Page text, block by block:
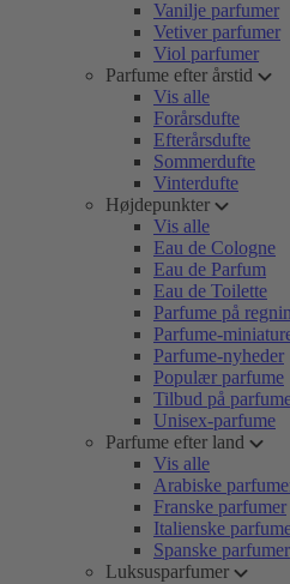
Vanilje parfumer
Vetiver parfumer
Viol parfumer
Parfume efter årstid
Vis alle
Forårsdufte
Efterårsdufte
Sommerdufte
Vinterdufte
Højdepunkter
Vis alle
Eau de Cologne
Eau de Parfum
Eau de Toilette
Parfume på
Parfume-
Parfume-nyheder
Populær parfume
Tilbud på
Unisex-parfume
Parfume efter land
Vis alle
Arabiske
Franske parfumer
Italienske
Spanske parfumer
Luksusparfumer